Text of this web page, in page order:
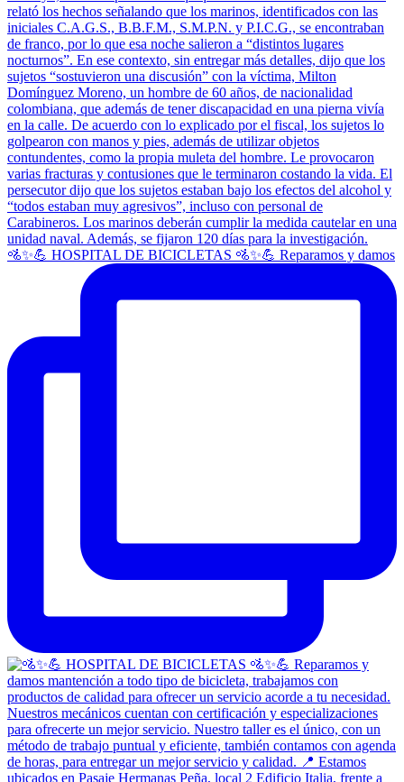
🚵✨💪 HOSPITAL DE BICICLETAS 🚵✨💪 Reparamos y damos